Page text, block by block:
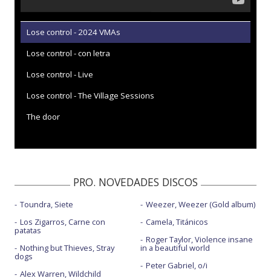
Lose control - 2024 VMAs
Lose control - con letra
Lose control - Live
Lose control - The Village Sessions
The door
PRO. NOVEDADES DISCOS
Toundra, Siete
Los Zigarros, Carne con
patatas
Nothing but Thieves, Stray
dogs
Alex Warren, Wildchild
Weezer, Weezer (Gold album)
Camela, Titánicos
Roger Taylor, Violence insane
in a beautiful world
Peter Gabriel, o/i